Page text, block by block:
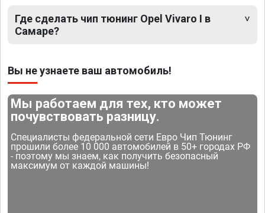
Где сделать чип тюнинг Opel Vivaro I в
Самаре?
Вы не узнаете ваш автомобиль!
Мы работаем для тех, кто может
почувствовать разницу.
Специалисты федеральной сети Евро Чип Тюнинг
прошили более 10 000 автомобилей в 50+ городах РФ
- поэтому мы знаем, как получить безопасный
максимум от каждой машины!